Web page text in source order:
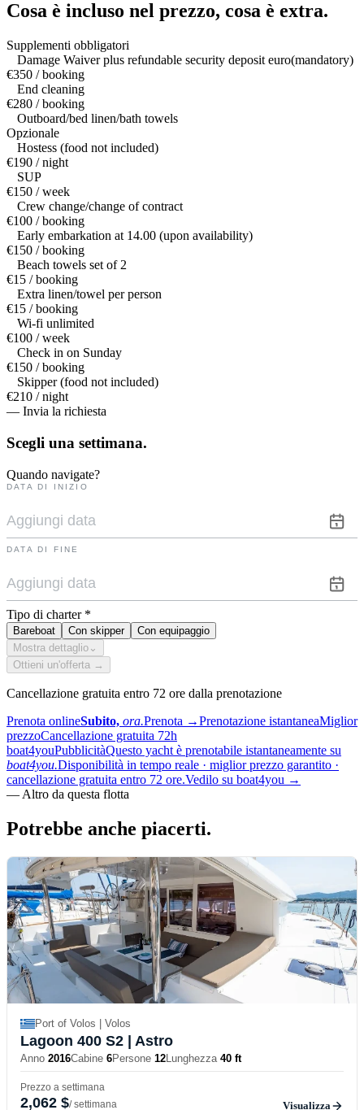
Cosa è incluso nel prezzo, cosa è extra.
Supplementi obbligatori
Damage Waiver plus refundable security deposit euro(mandatory)
€350 / booking
End cleaning
€280 / booking
Outboard/bed linen/bath towels
Opzionale
Hostess (food not included)
€190 / night
SUP
€150 / week
Crew change/change of contract
€100 / booking
Early embarkation at 14.00 (upon availability)
€150 / booking
Beach towels set of 2
€15 / booking
Extra linen/towel per person
€15 / booking
Wi-fi unlimited
€100 / week
Check in on Sunday
€150 / booking
Skipper (food not included)
€210 / night
— Invia la richiesta
Scegli una settimana.
Quando navigate?
DATA DI INIZIO
DATA DI FINE
Tipo di charter *
Bareboat Con skipper
Con equipaggio
Mostra dettaglio ⌄
Ottieni un'offerta →
Cancellazione gratuita entro 72 ore dalla prenotazione
Prenota onlineSubito, ora.Prenota →Prenotazione istantaneaMiglior
prezzoCancellazione gratuita 72h
boat4youPubblicitàQuesto yacht è prenotabile istantaneamente su
boat4you.Disponibilità in tempo reale · miglior prezzo garantito ·
cancellazione gratuita entro 72 ore.Vedilo su boat4you →
— Altro da questa flotta
Potrebbe anche piacerti.
Port of Volos | Volos
Lagoon 400 S2 | Astro
Anno 2016Cabine 6Persone 12Lunghezza 40 ft
Prezzo a settimana
2,062 $/ settimana Visualizza